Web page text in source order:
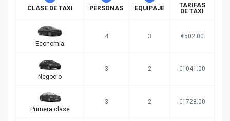
CLASE DE TAXI PERSONAS EQUIPAJE
TARIFAS
DE TAXI
Economía
4 3 €502.00
Negocio
3 2 €1041.00
Primera clase
3 2 €1728.00